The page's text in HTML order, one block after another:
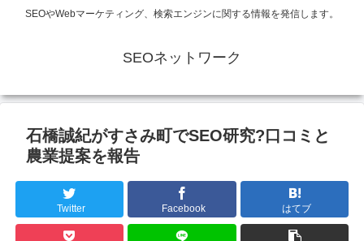
SEOやWebマーケティング、検索エンジンに関する情報を発信します。
SEOネットワーク
石橋誠紀がすさみ町でSEO研究?口コミと
農業提案を報告
Twitter Facebook はてブ